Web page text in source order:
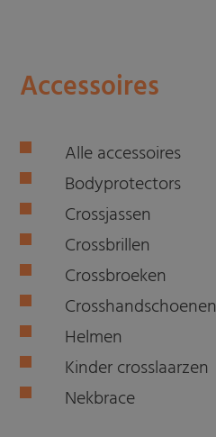
Accessoires
Alle accessoires
Bodyprotectors
Crossjassen
Crossbrillen
Crossbroeken
Crosshandschoenen
Helmen
Kinder crosslaarzen
Nekbrace